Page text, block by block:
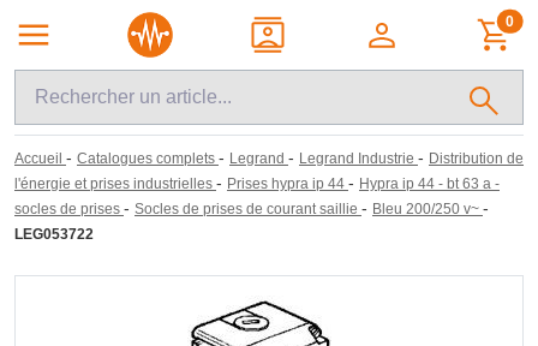
0
Accueil - Catalogues complets - Legrand - Legrand Industrie - Distribution de
l'énergie et prises industrielles - Prises hypra ip 44 - Hypra ip 44 - bt 63 a -
socles de prises - Socles de prises de courant saillie - Bleu 200/250 v~ -
LEG053722